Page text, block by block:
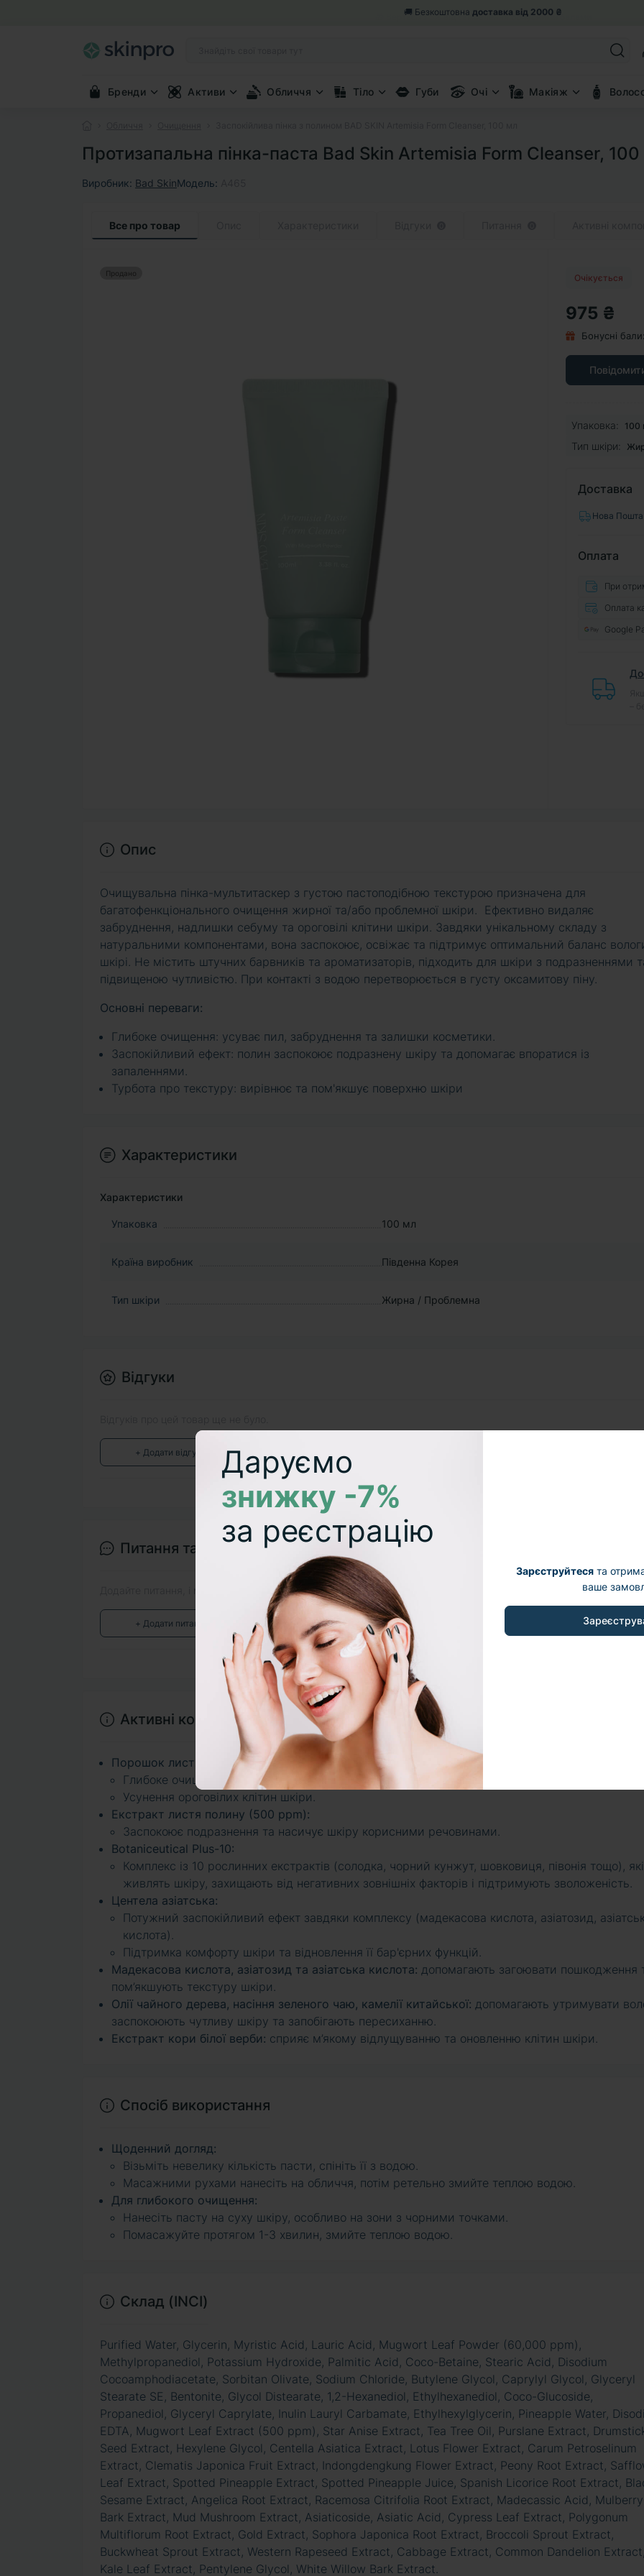
Даруємо
знижку -7%
за реєстрацію
Зарєструйтесята
ваше
🎁 Вертаємо 5% від замовленнябонусними балами
Бренди Активи Обличчя Тіло Губи Очі Макіяж
Протизапальна пінка-паста Bad Skin Artemisia Form Cleanser,
Виробник: Bad SkinМодель:
Все про товар
Продано Очікується
975 ₴
Бонусні бали:
Упаковка: 100
Тип шкіри:
Доставка
Нова Пошта
Оплата
При
Оплата
Google
Опис
Очищувальна пінка-мультитаскер з густою пастоподібною текстурою призначена для
багатофенкціонального очищення жирної та/або проблемної шкіри. Ефективно видаляє
забруднення, надлишки себуму та ороговілі клітини шкіри. Завдяки унікальному складу з
натуральними компонентами, вона заспокоює, освіжає та підтримує оптимальний баланс
шкірі. Не містить штучних барвників та ароматизаторів, підходить для шкіри з подразненнями
підвищеною чутливістю. При контакті з водою перетворюється в густу оксамитову піну.
Основні переваги:
Глибоке очищення: усуває пил, забруднення та залишки косметики.
Заспокійливий ефект: полин заспокоює подразнену шкіру та допомагає впоратися із
запаленнями.
Турбота про текстуру: вирівнює та пом'якшує поверхню шкіри
Характеристики
Характеристики
Упаковка 100 мл
Країна виробник Південна Корея
Тип шкіри Жирна / Проблемна
Відгуки
+ Додати відгук
Питання та відповіді
Додайте питання, і ми відповімо найближчим часом.
+ Додати питання
Активні компоненти
Порошок листя полину (60 000 ppm):
Глибоке очищення пор.
Усунення ороговілих клітин шкіри.
Екстракт листя полину (500 ppm):
Заспокоює подразнення та насичує шкіру корисними речовинами.
Botaniceutical Plus-10:
Комплекс із 10 рослинних екстрактів (солодка, чорний кунжут, шовковиця, півонія тощо), які
живлять шкіру, захищають від негативних зовнішніх факторів і підтримують зволоженість.
Центела азіатська:
Потужний заспокійливий ефект завдяки комплексу (мадекасова кислота, азіатозид,
кислота).
Підтримка комфорту шкіри та відновлення її бар'єрних функцій.
Мадекасова кислота, азіатозид та азіатська кислота: допомагають загоювати пошкодження
пом’якшують текстуру шкіри.
Олії чайного дерева, насіння зеленого чаю, камелії китайської: допомагають утримувати
заспокоюють чутливу шкіру та запобігають пересиханню.
Екстракт кори білої верби: сприяє м’якому відлущуванню та оновленню клітин шкіри.
Спосіб використання
Щоденний догляд:
Візьміть невелику кількість пасти, спініть її з водою.
Масажними рухами нанесіть на обличчя, потім ретельно змийте теплою водою.
Для глибокого очищення:
Нанесіть пасту на суху шкіру, особливо на зони з чорними точками.
Помасажуйте протягом 1-3 хвилин, змийте теплою водою.
Склад (INCI)
Purified Water, Glycerin, Myristic Acid, Lauric Acid, Mugwort Leaf Powder (60,000 ppm),
Methylpropanediol, Potassium Hydroxide, Palmitic Acid, Coco-Betaine, Stearic Acid, Disodium
Cocoamphodiacetate, Sorbitan Olivate, Sodium Chloride, Butylene Glycol, Caprylyl Glycol, Glyceryl
Stearate SE, Bentonite, Glycol Distearate, 1,2-Hexanediol, Ethylhexanediol, Coco-Glucoside,
Propanediol, Glyceryl Caprylate, Inulin Lauryl Carbamate, Ethylhexylglycerin, Pineapple Water,
EDTA, Mugwort Leaf Extract (500 ppm), Star Anise Extract, Tea Tree Oil, Purslane Extract,
Seed Extract, Hexylene Glycol, Centella Asiatica Extract, Lotus Flower Extract, Carum Petroselinum
Extract, Clematis Japonica Fruit Extract, Indongdengkung Flower Extract, Peony Root Extract,
Leaf Extract, Spotted Pineapple Extract, Spotted Pineapple Juice, Spanish Licorice Root Extract,
Sesame Extract, Angelica Root Extract, Racemosa Citrifolia Root Extract, Madecassic Acid, Mulberry
Bark Extract, Mud Mushroom Extract, Asiaticoside, Asiatic Acid, Cypress Leaf Extract, Polygonum
Multiflorum Root Extract, Gold Extract, Sophora Japonica Root Extract, Broccoli Sprout Extract,
Buckwheat Sprout Extract, Western Rapeseed Extract, Cabbage Extract, Common Dandelion Extract,
Kale Leaf Extract, Pentylene Glycol, White Willow Bark Extract.